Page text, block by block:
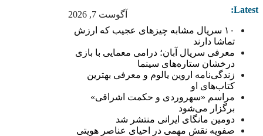
آگوست 7, 2026 Latest:
۱۰ سریال مشابه چیزهای عجیب که ارزش
تماشا دارند
معرفی سریال آبان؛ درامی معمایی با بازی
درخشان ستاره‌های سینما
زندگی‌نامه اروین یالوم و معرفی بهترین
کتاب‌های او
مراسم «سهروردی و حکمت اشراقی»
برگزار می‌شود
دومین مانگای ایرانی منتشر شد
صفویه نقش مهمی در احیای عناصر هویتی